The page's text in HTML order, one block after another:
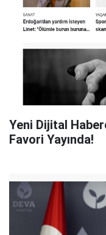
Yeni Dijital
Favori Yayında!